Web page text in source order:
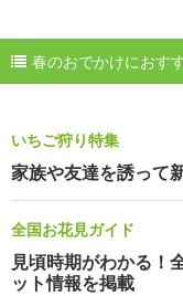
春のおでかけにおす
いちご狩り特集
家族や友達を誘って
全国お花見ガイド
見頃時期がわかる！
ット情報を掲載